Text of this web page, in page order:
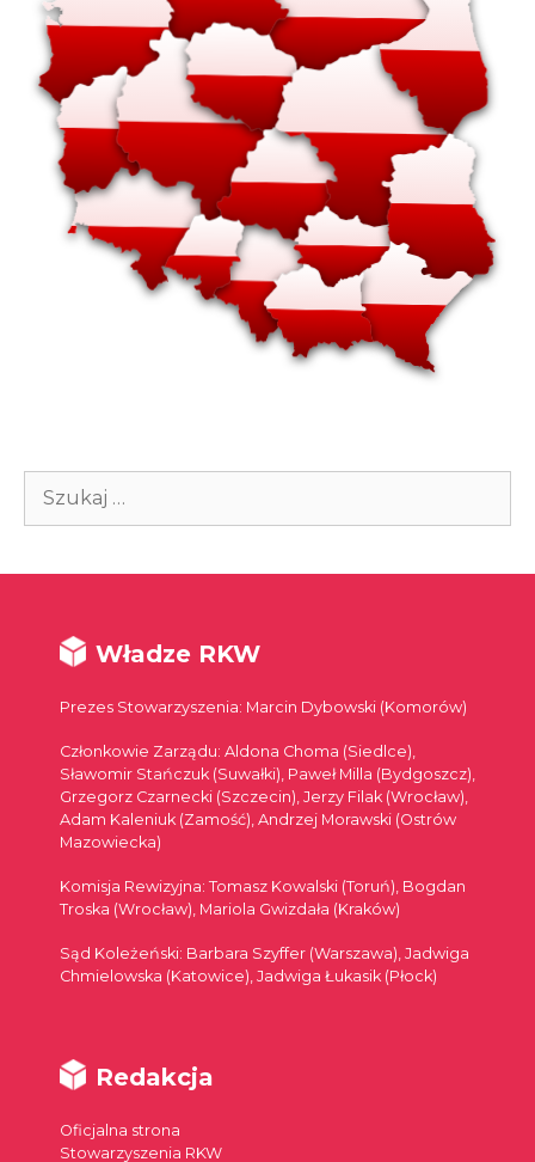
Szukaj:
Władze RKW
Prezes Stowarzyszenia: Marcin Dybowski (Komorów)
Członkowie Zarządu: Aldona Choma (Siedlce),
Sławomir Stańczuk (Suwałki), Paweł Milla (Bydgoszcz),
Grzegorz Czarnecki (Szczecin), Jerzy Filak (Wrocław),
Adam Kaleniuk (Zamość), Andrzej Morawski (Ostrów
Mazowiecka)
Komisja Rewizyjna: Tomasz Kowalski (Toruń), Bogdan
Troska (Wrocław), Mariola Gwizdała (Kraków)
Sąd Koleżeński: Barbara Szyffer (Warszawa), Jadwiga
Chmielowska (Katowice), Jadwiga Łukasik (Płock)
Redakcja
Oficjalna strona
Stowarzyszenia RKW